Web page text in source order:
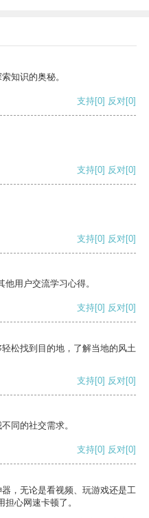
知识的奥秘。
支持[0] 反对[0]
支持[0] 反对[0]
支持[0] 反对[0]
用户交流学习心得。
支持[0] 反对[0]
松找到目的地，了解当地的风土
支持[0] 反对[0]
同的社交需求。
支持[0] 反对[0]
，无论是看视频、玩游戏还是工
心网速卡顿了。